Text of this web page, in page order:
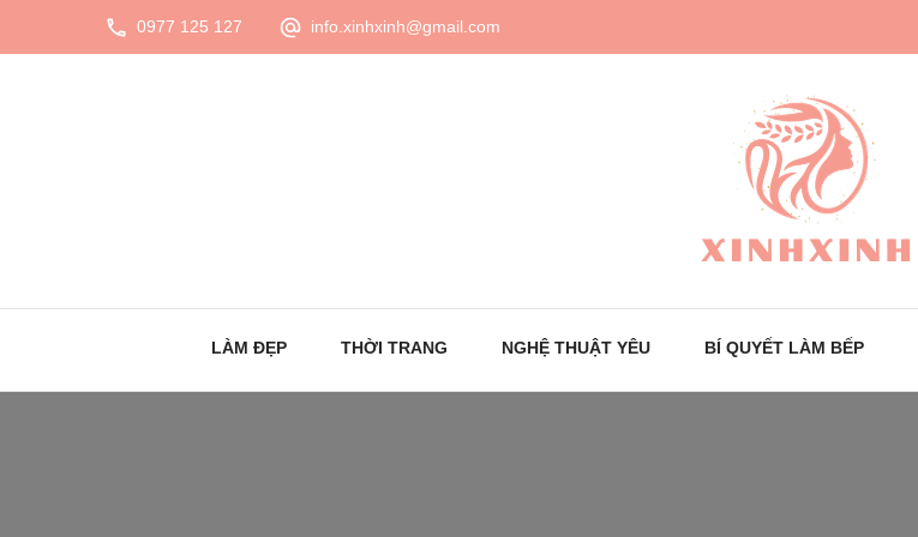
0977 125 127 info.xinhxinh@gmail.com
XinhXinh
Trang tin tức cho phái đẹp
LÀM ĐẸP THỜI TRANG NGHỆ THUẬT YÊU BÍ QUYẾT LÀM BẾP